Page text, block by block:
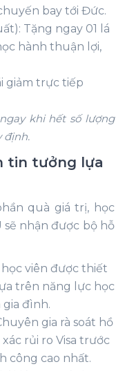
bay tới Đức.
Tặng ngay 01 lá
hành thuận lợi,
giảm trực tiếp
khi hết số lượng
định.
tin tưởng lựa
quà giá trị, học
nhận được bộ hỗ
học viên được thiết
trên năng lực học
đình.
gia rà soát hồ
rủi ro Visa trước
công cao nhất.